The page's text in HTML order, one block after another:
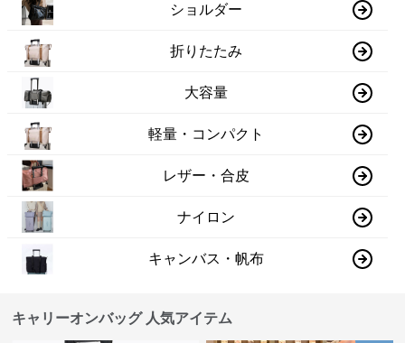
ショルダー
折りたたみ
大容量
軽量・コンパクト
レザー・合皮
ナイロン
キャンバス・帆布
キャリーオンバッグ 人気アイテム